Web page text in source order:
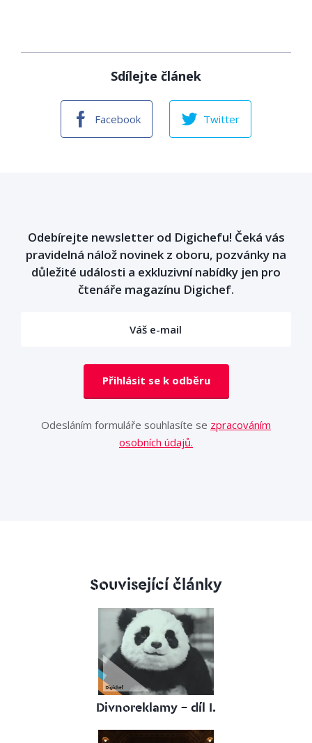
Sdílejte článek
Facebook Twitter
Odebírejte newsletter od Digichefu! Čeká vás
pravidelná nálož novinek z oboru, pozvánky na
důležité události a exkluzivní nabídky jen pro
čtenáře magazínu Digichef.
Přihlásit se k odběru
Odesláním formuláře souhlasíte se zpracováním
osobních údajů.
Související články
Divnoreklamy – díl I.